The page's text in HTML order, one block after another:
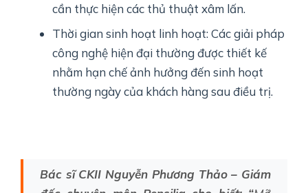
cần thực hiện các thủ thuật xâm lấn.
Thời gian sinh hoạt linh hoạt: Các giải pháp
công nghệ hiện đại thường được thiết kế
nhằm hạn chế ảnh hưởng đến sinh hoạt
thường ngày của khách hàng sau điều trị.
Bác sĩ CKII Nguyễn Phương Thảo – Giám